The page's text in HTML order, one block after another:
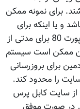
برای نمونه ممکن
و یا اینکه برای
بررسی و رفع مشکل، پورت هایی مانند پورت 80 برای مدتی از
ممکن است سیستم
برای بروزرسانی
را محدود کند.
سایت کابل پرس